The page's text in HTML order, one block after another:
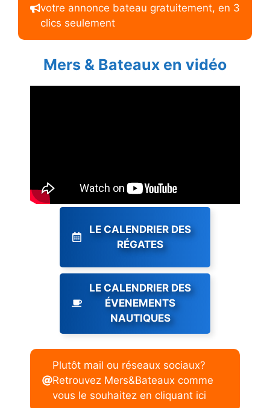
votre annonce bateau gratuitement, en 3
clics seulement
Mers & Bateaux en vidéo
LE CALENDRIER DES
RÉGATES
LE CALENDRIER DES
ÉVENEMENTS
NAUTIQUES
Plutôt mail ou réseaux sociaux?
Retrouvez Mers&Bateaux comme
vous le souhaitez en cliquant ici